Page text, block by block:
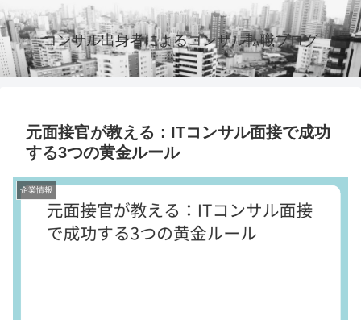
コンサル出身者によるコンサル転職ブログ
元面接官が教える：ITコンサル面接で成功
する3つの黄金ルール
企業情報